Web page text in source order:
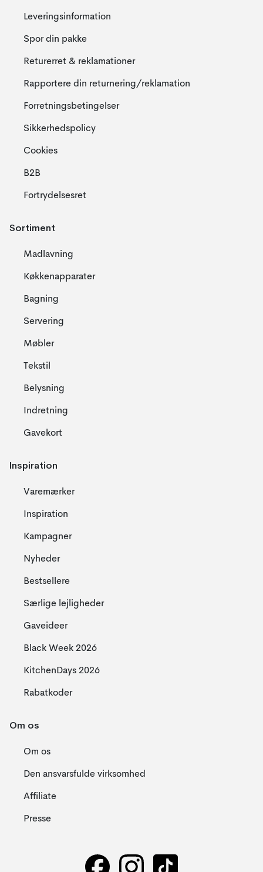
Leveringsinformation
Spor din pakke
Returerret & reklamationer
Rapportere din returnering/reklamation
Forretningsbetingelser
Sikkerhedspolicy
Cookies
B2B
Fortrydelsesret
Sortiment
Madlavning
Køkkenapparater
Bagning
Servering
Møbler
Tekstil
Belysning
Indretning
Gavekort
Inspiration
Varemærker
Inspiration
Kampagner
Nyheder
Bestsellere
Særlige lejligheder
Gaveideer
Black Week 2026
KitchenDays 2026
Rabatkoder
Om os
Om os
Den ansvarsfulde virksomhed
Affiliate
Presse